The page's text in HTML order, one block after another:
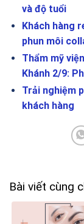
và độ tuổi
Khách hàng
phun môi
Thẩm mỹ
Khánh 2/9:
Trải nghiệm
khách hàng
Bài viết cùng